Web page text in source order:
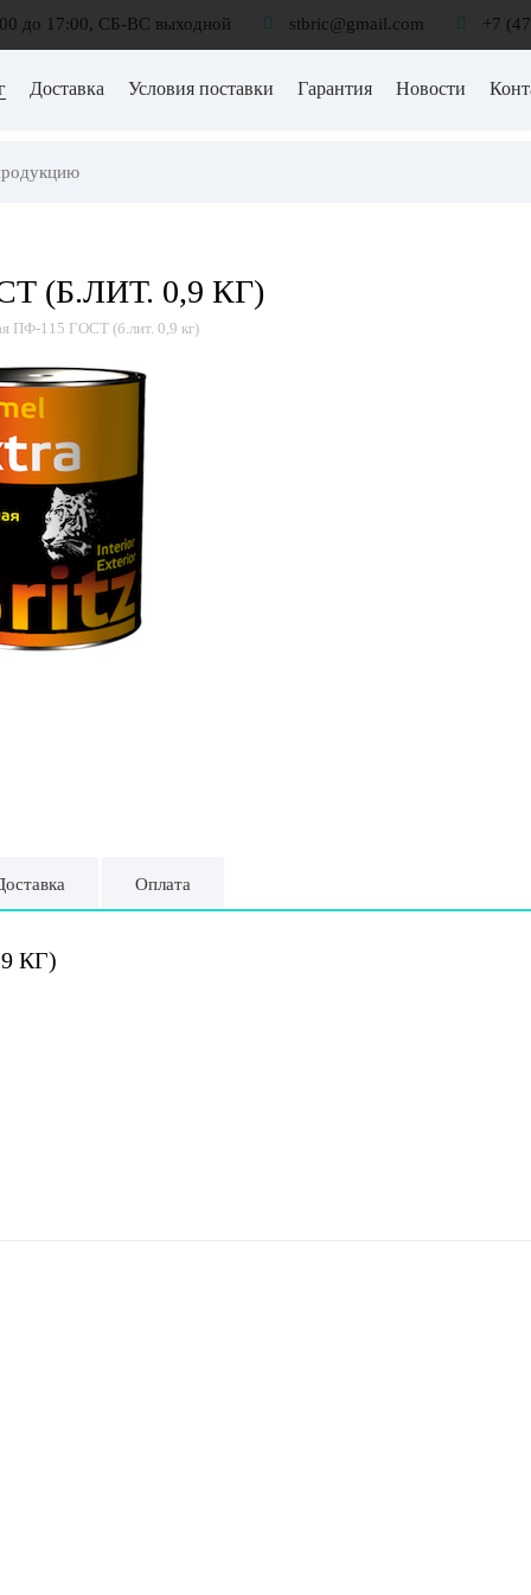
до 17:00, СБ-ВС выходной stbric@gmail.com +7
Доставка Условия поставки Гарантия Новости
(Б.ЛИТ. 0,9 КГ)
ПФ-115 ГОСТ (б.лит. 0,9 кг)
Оплата
КГ)